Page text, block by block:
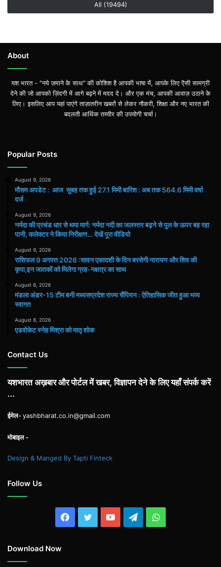
All (19494)
About
यश भारत - "नये ज़माने के साथ" की कोशिश है आपकी भाषा में, आपके लिए ऎसी सामग्री
देने की जो आपको ज़िंदगी में आगे बढ़ने में मदद दे। और एक मंच, आपकी आवाज़ उठाने के
लिए। इसलिए आप यहां पाएंगे ताज़ातरीन खबरों से लेकर नौकरी, शिक्षा और नए भारत की
बदलती आर्थिक तस्वीर की उपयोगी चर्चा।
Popular Posts
August 9, 2026
मौसम अपडेट : आज सुबह तक हुई 27.1 मिमी बारिश : अब तक 564.6 मिमी वर्षा
दर्ज
August 9, 2026
नर्मदा की प्रचंड धार से थमा मार्ग: नर्मदा नदी का जलस्तर बढ़ने से पुल के ऊपर बह रहा
पानी, कलेक्टर ने किया निरीक्षण… देखें पूरा वीडियो
August 9, 2026
राशिफल 9 अगस्त 2026 :सावन एकादशी के दिन बरसेगी नारायण और शिव की
कृपा,इन जातकों को मिलेगा ग्रह-नक्षत्र का साथ
August 8, 2026
मंडला अंडर-15 टीम बनी मध्यसप्रदेश राज्य चैंपियन : ऐतिहासिक जीत हुआ भव्य
स्वागत
August 8, 2026
एडवोकेट स्नेह मिश्रा को मातृ शोक
Contact Us
यशभारत अख़बार और पोर्टल में खबर, विज्ञापन देने के लिए यहाँ संपर्क करें
...
ईमेल-yashbharat.co.in@gmail.com
मोबाइल -
Design & Manged By Tapti Finteck
Follow Us
Facebook
TwitterYouTubeTelegramWhatsApp
Download Now